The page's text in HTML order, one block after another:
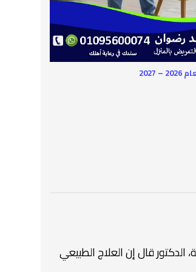
الدكتور قال إن العلاج الطبيعي